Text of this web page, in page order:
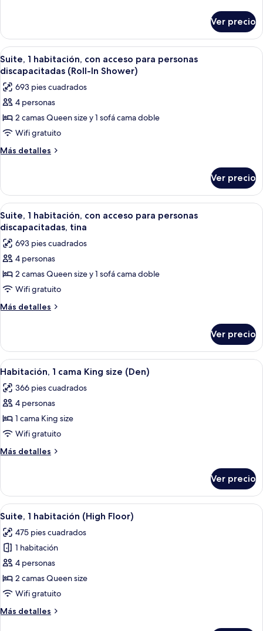
cocina
1
habitación,
cocina
Ver precio
Abrir
todas
las
fotos
de
Suite,
1
habitación,
para
personas
discapacitadas
(Roll-
In
Shower)
Una habitación de hotel moderna
4
Suite, 1 habitación, con acceso para personas
discapacitadas (Roll-In Shower)
693 pies cuadrados
4 personas
2 camas Queen size y 1 sofá cama doble
Wifi gratuito
Más detalles
Más
1
habitación,
con
acceso
personas
discapacitadas
In
Shower)
Ver precio
Abrir
todas
las
fotos
de
Suite,
1
habitación,
para
personas
discapacitadas,
tina
Una habitación de hotel moderna
4
Suite, 1 habitación, con acceso para personas
discapacitadas, tina
693 pies cuadrados
4 personas
2 camas Queen size y 1 sofá cama doble
Wifi gratuito
Más detalles
Más
1
habitación,
con
para
personas
tina
Ver precio
Abrir
todas
las
fotos
de
Habitación,
1
cama
size
(Den)
Habitación de hotel con una cama
4
Habitación, 1 cama King size (Den)
366 pies cuadrados
4 personas
1 cama King size
Wifi gratuito
Más detalles
Más
1
cama
King
(Den)
Ver precio
Abrir
todas
las
fotos
de
Suite,
1
(High
Una cocina de hotel compacta con
5
Suite, 1 habitación (High Floor)
475 pies cuadrados
1 habitación
4 personas
2 camas Queen size
Wifi gratuito
Más detalles
Más